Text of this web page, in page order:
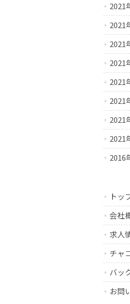
2021
2021
2021
2021
2021
2021
2021
2021
2016
トッ
会社
求人
チャ
バッ
お問